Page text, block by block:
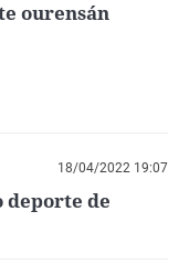
ourensán
18/04/2022 19:07
deporte de